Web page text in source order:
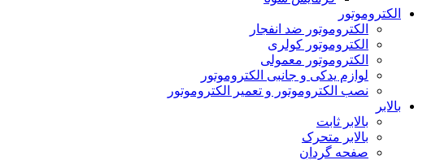
الکتروموتور
الکتروموتور ضد انفجار
الکتروموتور کولری
الکتروموتور معمولی
لوازم یدکی و جانبی الکتروموتور
نصب الکتروموتور و تعمیر الکتروموتور
بالابر
بالابر ثابت
بالابر متحرک
صفحه گردان